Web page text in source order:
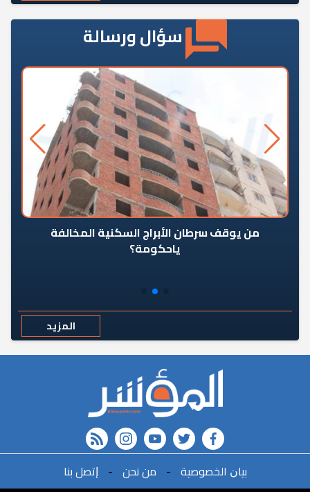
سؤال ورسالة
من يوقف سرطان الأبراج السكنية المخالفة
ياحكومة؟
المزيد
FACEBOOK
twitter
youtube
instagram
rss feed
ﺑﻴﺎﻥ اﻟﺨﺼﻮﺻﻴﺔ - ﻣﻦ ﻧﺤﻦ - ﺇﺗﺼﻞ ﺑﻨﺎ